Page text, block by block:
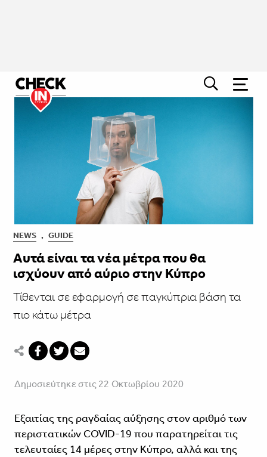
NEWS , GUIDE
Αυτά είναι τα νέα μέτρα που θα
ισχύουν από αύριο στην Κύπρο
Τίθενται σε εφαρμογή σε παγκύπρια βάση τα
πιο κάτω μέτρα
Δημοσιεύτηκε στις 22 Οκτωβρίου 2020
Εξαιτίας της ραγδαίας αύξησης στον αριθμό των
περιστατικών COVID-19 που παρατηρείται τις
τελευταίες 14 μέρες στην Κύπρο, αλλά και της